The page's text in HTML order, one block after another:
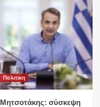
Πολιτικη
Μητσοτάκης: σύσκεψη